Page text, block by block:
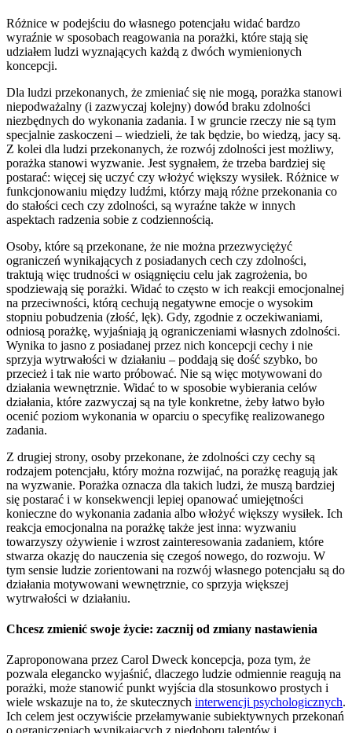
Różnice w podejściu do własnego potencjału widać bardzo
wyraźnie w sposobach reagowania na porażki, które stają się
udziałem ludzi wyznających każdą z dwóch wymienionych
koncepcji.
Dla ludzi przekonanych, że zmieniać się nie mogą, porażka stanowi
niepodważalny (i zazwyczaj kolejny) dowód braku zdolności
niezbędnych do wykonania zadania. I w gruncie rzeczy nie są tym
specjalnie zaskoczeni – wiedzieli, że tak będzie, bo wiedzą, jacy są.
Z kolei dla ludzi przekonanych, że rozwój zdolności jest możliwy,
porażka stanowi wyzwanie. Jest sygnałem, że trzeba bardziej się
postarać: więcej się uczyć czy włożyć większy wysiłek. Różnice w
funkcjonowaniu między ludźmi, którzy mają różne przekonania co
do stałości cech czy zdolności, są wyraźne także w innych
aspektach radzenia sobie z codziennością.
Osoby, które są przekonane, że nie można przezwyciężyć
ograniczeń wynikających z posiadanych cech czy zdolności,
traktują więc trudności w osiągnięciu celu jak zagrożenia, bo
spodziewają się porażki. Widać to często w ich reakcji emocjonalnej
na przeciwności, którą cechują negatywne emocje o wysokim
stopniu pobudzenia (złość, lęk). Gdy, zgodnie z oczekiwaniami,
odniosą porażkę, wyjaśniają ją ograniczeniami własnych zdolności.
Wynika to jasno z posiadanej przez nich koncepcji cechy i nie
sprzyja wytrwałości w działaniu – poddają się dość szybko, bo
przecież i tak nie warto próbować. Nie są więc motywowani do
działania wewnętrznie. Widać to w sposobie wybierania celów
działania, które zazwyczaj są na tyle konkretne, żeby łatwo było
ocenić poziom wykonania w oparciu o specyfikę realizowanego
zadania.
Z drugiej strony, osoby przekonane, że zdolności czy cechy są
rodzajem potencjału, który można rozwijać, na porażkę reagują jak
na wyzwanie. Porażka oznacza dla takich ludzi, że muszą bardziej
się postarać i w konsekwencji lepiej opanować umiejętności
konieczne do wykonania zadania albo włożyć większy wysiłek. Ich
reakcja emocjonalna na porażkę także jest inna: wyzwaniu
towarzyszy ożywienie i wzrost zainteresowania zadaniem, które
stwarza okazję do nauczenia się czegoś nowego, do rozwoju. W
tym sensie ludzie zorientowani na rozwój własnego potencjału są do
działania motywowani wewnętrznie, co sprzyja większej
wytrwałości w działaniu.
Chcesz zmienić swoje życie: zacznij od zmiany nastawienia
Zaproponowana przez Carol Dweck koncepcja, poza tym, że
pozwala elegancko wyjaśnić, dlaczego ludzie odmiennie reagują na
porażki, może stanowić punkt wyjścia dla stosunkowo prostych i
wiele wskazuje na to, że skutecznych interwencji psychologicznych.
Ich celem jest oczywiście przełamywanie subiektywnych przekonań